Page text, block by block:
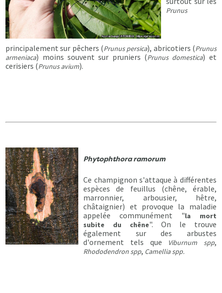
Prunus
principalement sur pêchers (Prunus persica), abricotiers (Prunus
armeniaca) moins souvent sur pruniers (Prunus domestica) et
cerisiers (Prunus avium).
Phytophthora ramorum
Ce champignon s'attaque à différentes
espèces de feuillus (chêne, érable,
marronnier, arbousier, hêtre,
châtaignier) et provoque la maladie
appelée communément "la mort
subite du chêne". On le trouve
également sur des arbustes
d'ornement tels que
Viburnum spp,
Rhododendron spp, Camellia spp.